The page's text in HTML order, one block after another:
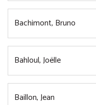
Bachimont, Bruno
Bahloul, Joëlle
Baillon, Jean